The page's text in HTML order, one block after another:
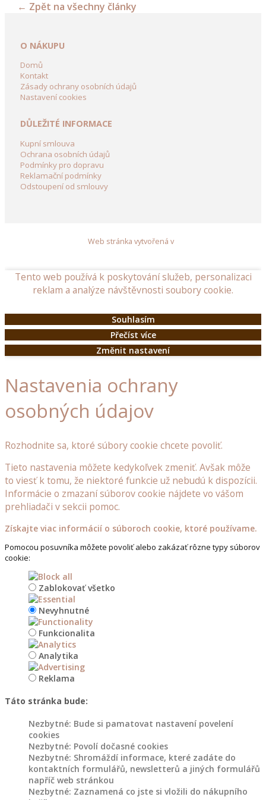
kolečka
vozíky
Dřevění
Panáci
z
břízy
Dřevěné
dekorace
do
zahrady
Dekorační
doplňky
poklopy
Dřevěné
budky
krmítka
ptáčky
dřevěné
doplňky
do
zahrady
Dřevěné
stojany
květináče
Dřevořezba
zahrady
Květináče
záhony
Dřevěné
květináče
do
zahrady
Květináče
z
kmenů
← Zpět na všechny články
O NÁKUPU
Domů
Kontakt
Zásady ochrany osobních údajů
Nastavení cookies
DŮLEŽITÉ INFORMACE
Kupní smlouva
Ochrana osobních údajů
Podmínky pro dopravu
Reklamační podmínky
Odstoupení od smlouvy
Web stránka vytvořená v
Tento web používá k poskytování služeb, personalizaci
reklam a analýze návštěvnosti soubory cookie.
Souhlasím
Přečíst více
Změnit nastavení
Nastavenia ochrany
osobných údajov
Rozhodnite sa, ktoré súbory cookie chcete povoliť.
Tieto nastavenia môžete kedykoľvek zmeniť. Avšak môže
to viesť k tomu, že niektoré funkcie už nebudú k dispozícii.
Informácie o zmazaní súborov cookie nájdete vo vášom
prehliadači v sekcii pomoc.
Získajte viac informácií o súboroch cookie, ktoré používame.
Pomocou posuvníka môžete povoliť alebo zakázať rôzne typy súborov
cookie:
Zablokovať všetko
Nevyhnutné
Funkcionalita
Analytika
Reklama
Táto stránka bude:
Nezbytné: Bude si pamatovat nastavení povelení
cookies
Nezbytné: Povolí dočasné cookies
Nezbytné: Shromáždí informace, které zadáte do
kontaktních formulářů, newsletterů a jiných formulářů
napříč web stránkou
Nezbytné: Zaznamená co jste si vložili do nákupního